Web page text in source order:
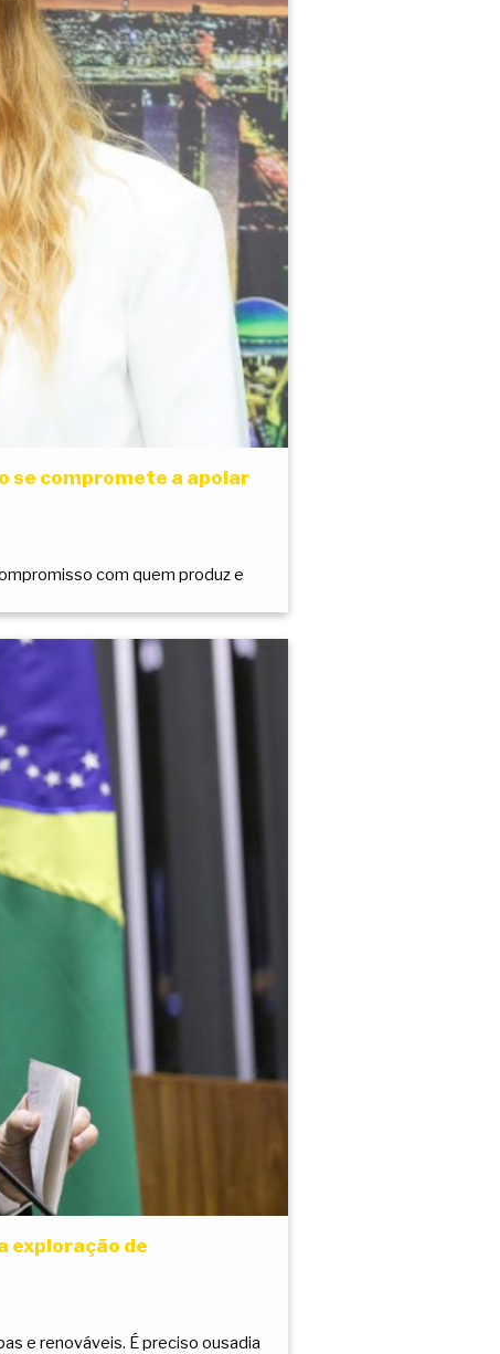
se compromete a apoiar
com quem produz e
exploração de
e renováveis. É preciso ousadia